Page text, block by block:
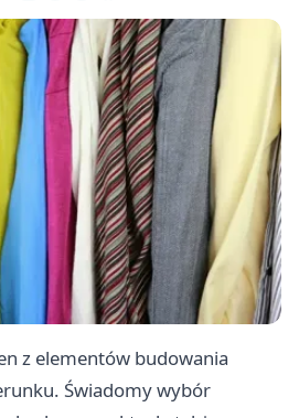
z elementów budowania
Świadomy wybór